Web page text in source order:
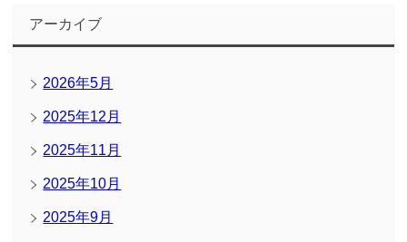
アーカイブ
2026年5月
2025年12月
2025年11月
2025年10月
2025年9月